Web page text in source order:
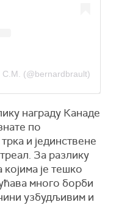
(@bernardbrault)
награду Канаде
по
и јединствене
За разлику
је тешко
много борби
узбудљивим и